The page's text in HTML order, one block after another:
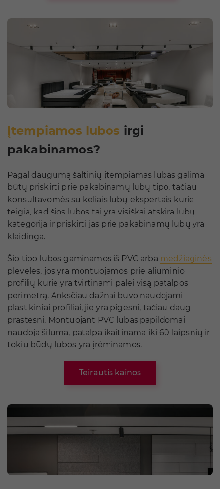
Įtempiamos lubos irgi
pakabinamos?
Pagal daugumą šaltinių įtempiamas lubas galima
būtų priskirti prie pakabinamų lubų tipo, tačiau
konsultavomės su keliais lubų ekspertais kurie
teigia, kad šios lubos tai yra visiškai atskira lubų
kategorija ir priskirti jas prie pakabinamų lubų yra
klaidinga.
Šio tipo lubos gaminamos iš PVC arba medžiaginės
plėvelės, jos yra montuojamos prie aliuminio
profilių kurie yra tvirtinami palei visą patalpos
perimetrą. Anksčiau dažnai buvo naudojami
plastikiniai profiliai, jie yra pigesni, tačiau daug
prastesni. Montuojant PVC lubas papildomai
naudoja šiluma, patalpa įkaitinama iki 60 laipsnių ir
tokiu būdų lubos yra įrėminamos.
Teirautis kainos